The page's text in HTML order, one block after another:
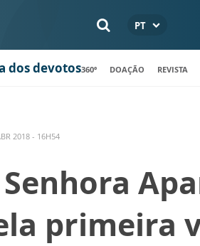
PT
dos devotos360º DOAÇÃO REVISTA
2018 - 16H54
primeira